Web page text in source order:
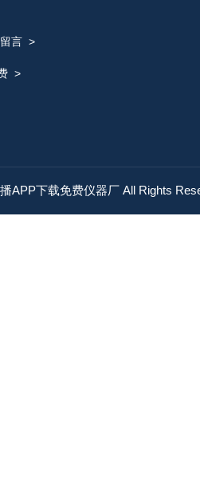
言>
>
APP下载免费仪器厂 All Rights